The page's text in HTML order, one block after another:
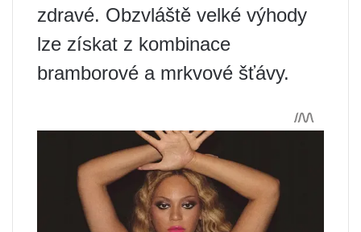
zdravé. Obzvláště velké výhody
lze získat z kombinace
bramborové a mrkvové šťávy.